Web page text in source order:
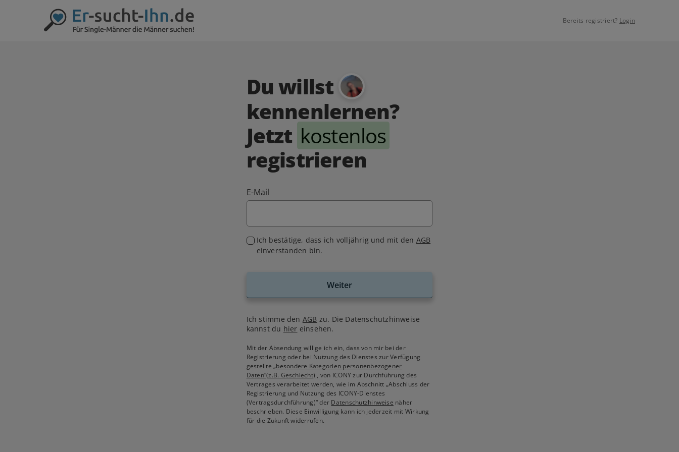
Bereits registriert? Login
Du willst
kennenlernen?
Jetzt kostenlos
registrieren
E-Mail
Ich bestätige, dass ich volljährig und mit den AGB
einverstanden bin.
Weiter
Ich stimme den AGB zu. Die Datenschutzhinweise
kannst du hier einsehen.
Mit der Absendung willige ich ein, dass von mir bei der
Registrierung oder bei Nutzung des Dienstes zur Verfügung
gestellte„besondere Kategorien personenbezogener
Daten“(z.B. Geschlecht) , von ICONY zur Durchführung des
Vertrages verarbeitet werden, wie im Abschnitt „Abschluss der
Registrierung und Nutzung des ICONY-Dienstes
(Vertragsdurchführung)“ der Datenschutzhinweise näher
beschrieben. Diese Einwilligung kann ich jederzeit mit Wirkung
für die Zukunft widerrufen.